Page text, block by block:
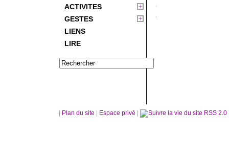
ACTIVITES
GESTES
LIENS
LIRE
Plan du site Espace privé RSS 2.0